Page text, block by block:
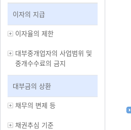
이자의 지급
이자율의 제한
대부중개업자의 사업범위 및
중개수수료의 금지
대부금의 상환
채무의 변제 등
채권추심 기준